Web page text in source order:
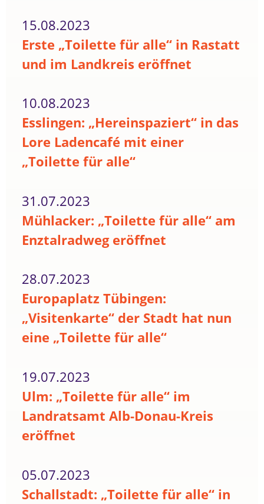
15.08.2023
Erste „Toilette für alle“ in Rastatt
und im Landkreis eröffnet
10.08.2023
Esslingen: „Hereinspaziert“ in das
Lore Ladencafé mit einer
„Toilette für alle“
31.07.2023
Mühlacker: „Toilette für alle“ am
Enztalradweg eröffnet
28.07.2023
Europaplatz Tübingen:
„Visitenkarte“ der Stadt hat nun
eine „Toilette für alle“
19.07.2023
Ulm: „Toilette für alle“ im
Landratsamt Alb-Donau-Kreis
eröffnet
05.07.2023
Schallstadt: „Toilette für alle“ in